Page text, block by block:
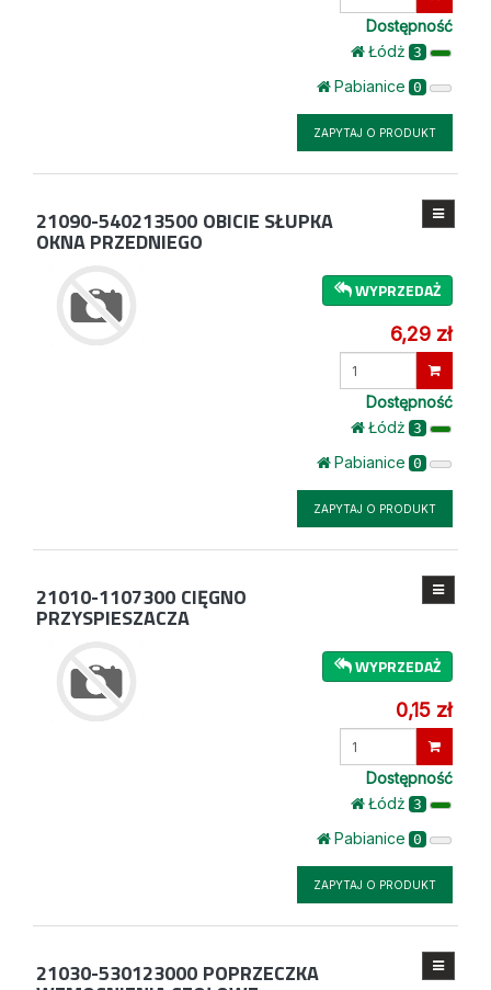
Dostępność
Łódż 3
Pabianice 0
ZAPYTAJ O PRODUKT
21090-540213500 OBICIE SŁUPKA
OKNA PRZEDNIEGO
WYPRZEDAŻ
6,29 zł
Dostępność
Łódż 3
Pabianice 0
ZAPYTAJ O PRODUKT
21010-1107300 CIĘGNO
PRZYSPIESZACZA
WYPRZEDAŻ
0,15 zł
Dostępność
Łódż 3
Pabianice 0
ZAPYTAJ O PRODUKT
21030-530123000 POPRZECZKA